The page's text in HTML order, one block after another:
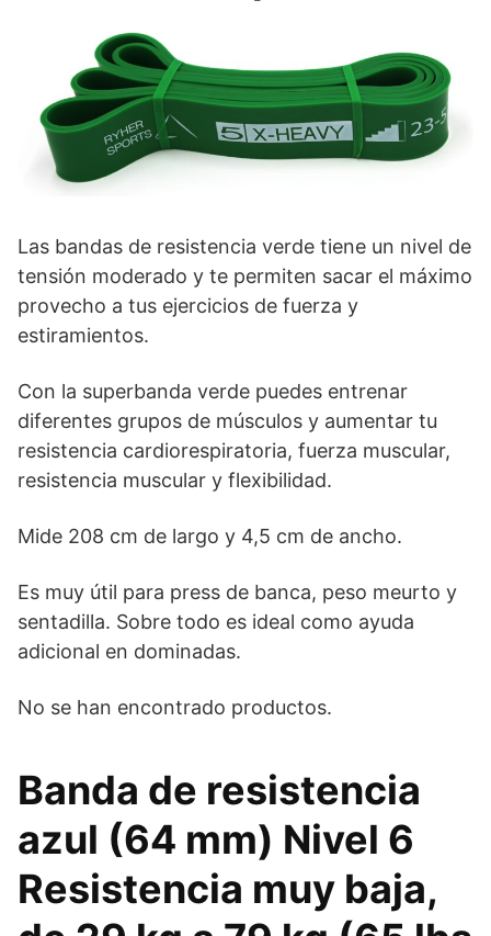
Las bandas de resistencia verde tiene un nivel de
tensión moderado y te permiten sacar el máximo
provecho a tus ejercicios de fuerza y
estiramientos.
Con la superbanda verde puedes entrenar
diferentes grupos de músculos y aumentar tu
resistencia cardiorespiratoria, fuerza muscular,
resistencia muscular y flexibilidad.
Mide 208 cm de largo y 4,5 cm de ancho.
Es muy útil para press de banca, peso meurto y
sentadilla. Sobre todo es ideal como ayuda
adicional en dominadas.
No se han encontrado productos.
Banda de resistencia
azul (64 mm) Nivel 6
Resistencia muy baja,